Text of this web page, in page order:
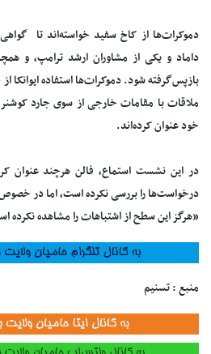
دموکرات‌ها از کاخ سفید خواسته‌اند تا
داماد و یکی از مشاوران ارشد ترامپ، و
بازپس‌گرفته شود. دموکرات‌ها استفاده
ملاقات با مقامات خارجی از سوی جارد
خود عنوان کرده‌اند.
در این نشست استماع، فالن هرچند عنوان
درخواست‌ها را بررسی نکرده است، اما در
«هرگز این سطح از اشتباهات را مشاهده نکرده
منبع : تسنیم